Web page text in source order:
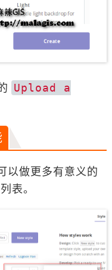
Upload a
以做更多有意义的
表。